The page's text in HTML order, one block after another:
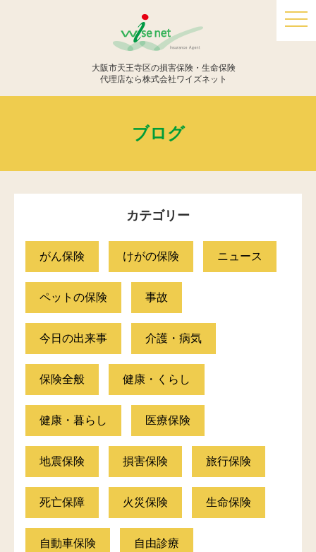
大阪市天王寺区の損害保険・生命保険
代理店なら株式会社ワイズネット
ブログ
カテゴリー
がん保険 けがの保険 ニュース
ペットの保険 事故
今日の出来事 介護・病気
保険全般 健康・くらし
健康・暮らし 医療保険
地震保険 損害保険 旅行保険
死亡保障 火災保険 生命保険
自動車保険 自由診療